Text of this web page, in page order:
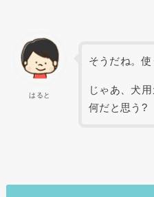
はると
そうだね。使
じゃあ、犬
何だと思う?